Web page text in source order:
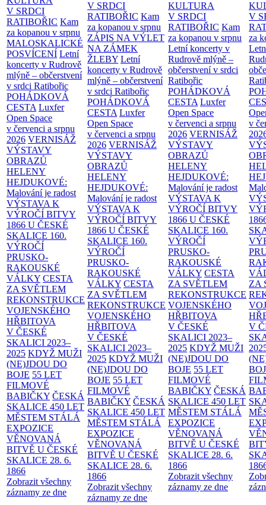
V SRDCI
RATIBOŘIC Kam
za kopanou v srpnu
MALOSKALICKÉ
POSVÍCENÍ Letní
koncerty v Rudrově
mlýně – občerstvení
v srdci Ratibořic
POHÁDKOVÁ
CESTA Luxfer
Open Space
v červenci a srpnu
2026 VERNISÁŽ
VÝSTAVY
OBRAZŮ
HELENY
HEJDUKOVÉ:
Malování je radost
VÝSTAVA K
VÝROČÍ BITVY
1866 U ČESKÉ
SKALICE 160.
VÝROČÍ
PRUSKO-
RAKOUSKÉ
VÁLKY CESTA
ZA SVĚTLEM
REKONSTRUKCE
VOJENSKÉHO
HŘBITOVA
V ČESKÉ
SKALICI 2023–
2025 KDYŽ MUŽI
(NE)JDOU DO
BOJE 55 LET
FILMOVÉ
BABIČKY ČESKÁ
SKALICE 450 LET
MĚSTEM STÁLÁ
EXPOZICE
VĚNOVANÁ
BITVĚ U ČESKÉ
SKALICE 28. 6.
1866
Zobrazit všechny
záznamy ze dne
V SRDCI
RATIBOŘIC Kam
za kopanou v srpnu
ZÁPIS NA VÝLET
NA ZÁMEK
ŽLEBY Letní
koncerty v Rudrově
mlýně – občerstvení
v srdci Ratibořic
POHÁDKOVÁ
CESTA Luxfer
Open Space
v červenci a srpnu
2026 VERNISÁŽ
VÝSTAVY
OBRAZŮ
HELENY
HEJDUKOVÉ:
Malování je radost
VÝSTAVA K
VÝROČÍ BITVY
1866 U ČESKÉ
SKALICE 160.
VÝROČÍ
PRUSKO-
RAKOUSKÉ
VÁLKY CESTA
ZA SVĚTLEM
REKONSTRUKCE
VOJENSKÉHO
HŘBITOVA
V ČESKÉ
SKALICI 2023–
2025 KDYŽ MUŽI
(NE)JDOU DO
BOJE 55 LET
FILMOVÉ
BABIČKY ČESKÁ
SKALICE 450 LET
MĚSTEM STÁLÁ
EXPOZICE
VĚNOVANÁ
BITVĚ U ČESKÉ
SKALICE 28. 6.
1866
Zobrazit všechny
záznamy ze dne
KULTURA
V SRDCI
RATIBOŘIC Kam
za kopanou v srpnu
Letní koncerty v
Rudrově mlýně –
občerstvení v srdci
Ratibořic
POHÁDKOVÁ
CESTA Luxfer
Open Space
v červenci a srpnu
2026 VERNISÁŽ
VÝSTAVY
OBRAZŮ
HELENY
HEJDUKOVÉ:
Malování je radost
VÝSTAVA K
VÝROČÍ BITVY
1866 U ČESKÉ
SKALICE 160.
VÝROČÍ
PRUSKO-
RAKOUSKÉ
VÁLKY CESTA
ZA SVĚTLEM
REKONSTRUKCE
VOJENSKÉHO
HŘBITOVA
V ČESKÉ
SKALICI 2023–
2025 KDYŽ MUŽI
(NE)JDOU DO
BOJE 55 LET
FILMOVÉ
BABIČKY ČESKÁ
SKALICE 450 LET
MĚSTEM STÁLÁ
EXPOZICE
VĚNOVANÁ
BITVĚ U ČESKÉ
SKALICE 28. 6.
1866
Zobrazit všechny
záznamy ze dne
V
za
v
ZA
V